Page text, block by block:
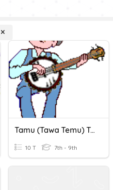
Tamu (tawa Temu) Tambah Wawasan Teori Musik
10 T 7th - 9th